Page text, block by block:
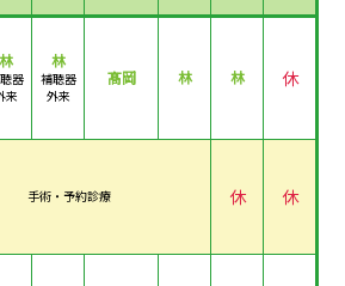
林
器
来
林
補聴器
外来
髙岡 林 林 休
手術・予約診療 休 休